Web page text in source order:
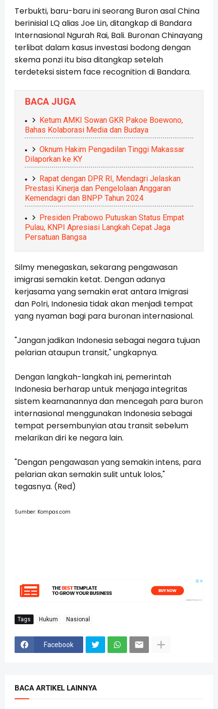
Terbukti, baru-baru ini seorang Buron asal China
berinisial LQ alias Joe Lin, ditangkap di Bandara
Internasional Ngurah Rai, Bali. Buronan Chinayang
terlibat dalam kasus investasi bodong dengan
skema ponzi itu bisa ditangkap setelah
terdeteksi sistem face recognition di Bandara.
BACA JUGA
Ketum AMKI Sowan GKR Pakoe Boewono,
Bahas Kolaborasi Media dan Budaya
Oknum Hakim Pengadilan Tinggi Makassar
Dilaporkan ke KY
Rapat dengan DPR RI, Mendagri Jelaskan
Prestasi Kinerja dan Pengelolaan Anggaran
Kemendagri dan BNPP Tahun 2024
Presiden Prabowo Putuskan Status Empat
Pulau, KNPI Apresiasi Langkah Cepat Jaga
Persatuan Bangsa
Silmy menegaskan, sekarang pengawasan
imigrasi semakin ketat. Dengan adanya
kerjasama yang semakin erat antara Imigrasi
dan Polri, Indonesia tidak akan menjadi tempat
yang nyaman bagi para buronan internasional.
"Jangan jadikan Indonesia sebagai negara tujuan
pelarian ataupun transit," ungkapnya.
Dengan langkah-langkah ini, pemerintah
Indonesia berharap untuk menjaga integritas
sistem keamanannya dan mencegah para buron
internasional menggunakan Indonesia sebagai
tempat persembunyian atau transit sebelum
melarikan diri ke negara lain.
"Dengan pengawasan yang semakin intens, para
pelarian akan semakin sulit untuk lolos,"
tegasnya. (Red)
Sumber: Kompas.com
Tags Hukum Nasional
Facebook
BACA ARTIKEL LAINNYA